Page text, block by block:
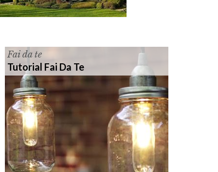
Fai da te
Tutorial Fai Da Te